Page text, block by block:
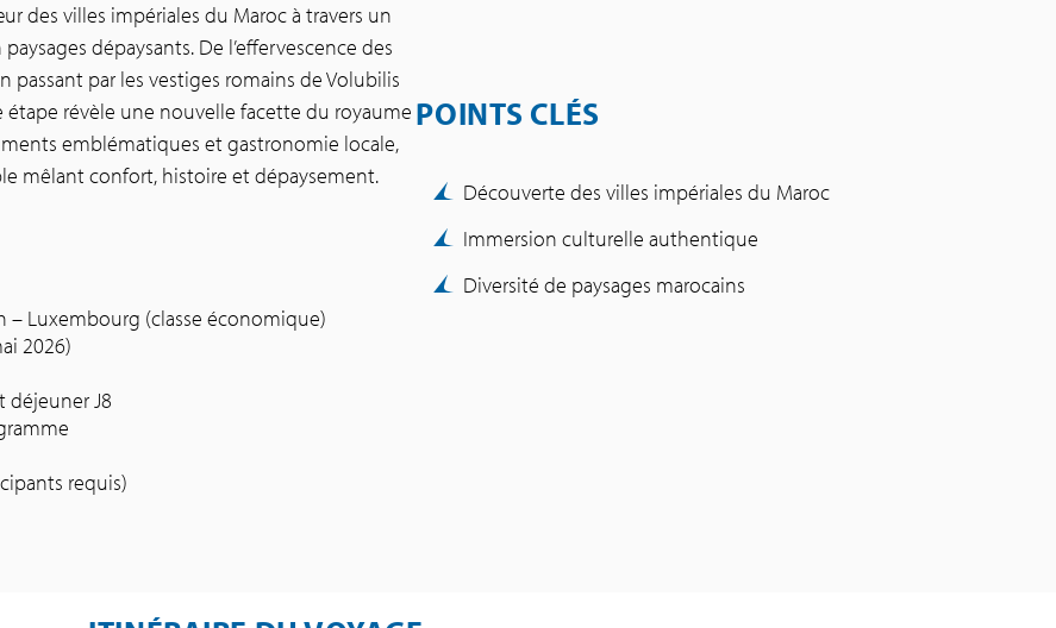
des villes impériales du Maroc à travers un
dépaysants. De l’effervescence des
passant par les vestiges romains de Volubilis
étape révèle une nouvelle facette du royaume
emblématiques et gastronomie locale,
mêlant confort, histoire et dépaysement.
– Luxembourg (classe économique)
2026)
déjeuner J8
requis)
POINTS CLÉS
Découverte des villes impériales du Maroc
Immersion culturelle authentique
Diversité de paysages marocains